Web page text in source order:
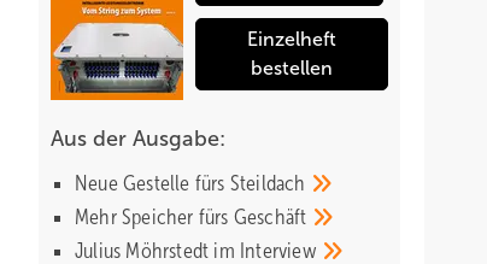
Einzelheft
bestellen
Aus der Ausgabe:
Neue Gestelle fürs Steildach
Mehr Speicher fürs Geschäft
Julius Möhrstedt im Interview